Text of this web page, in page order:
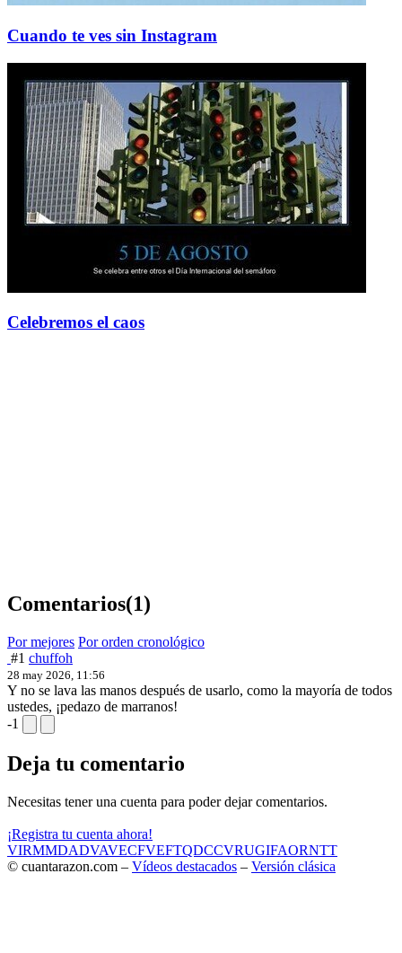
Cuando te ves sin Instagram
Celebremos el caos
Comentarios(1)
Por mejores Por orden cronológico
#1 chuffoh
28 may 2026, 11:56
Y no se lava las manos después de usarlo, como la mayoría de todos
ustedes, ¡pedazo de marranos!
-1
Deja tu comentario
Necesitas tener una cuenta para poder dejar comentarios.
¡Registra tu cuenta ahora!
VIRMMDADVAVECFVEFTQDCCVRUGIFAORNTT
© cuantarazon.com – Vídeos destacados – Versión clásica